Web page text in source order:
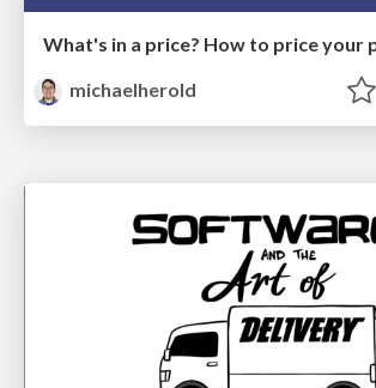
michaelherold